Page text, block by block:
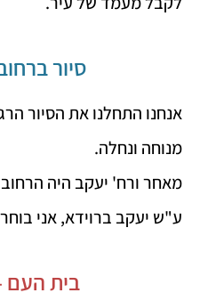
סיור
אנחנו התחלנו את הסיור
מנוחה ונחלה.
מאחר ורח' יעקב היה
ע"ש יעקב ברוידא, אני
בית העם -